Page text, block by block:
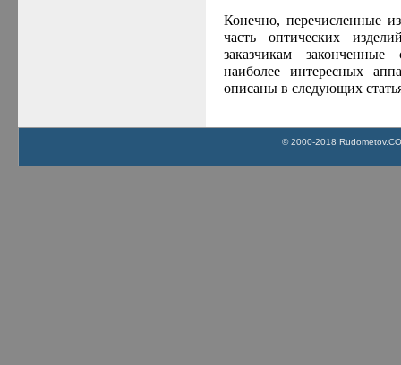
Конечно, перечисленные
часть оптических
заказчикам
наиболее интересных
описаны в следующих
© 2000-2018